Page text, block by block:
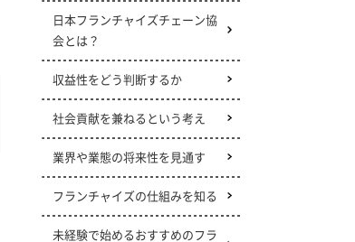
日本フランチャイズチェーン協
会とは？
収益性をどう判断するか
社会貢献を兼ねるという考え
業界や業態の将来性を見通す
フランチャイズの仕組みを知る
未経験で始めるおすすめのフラ